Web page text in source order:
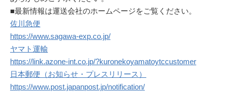
■最新情報は運送会社のホームページをご覧ください。
佐川急便
https://www.sagawa-exp.co.jp/
ヤマト運輸
https://link.azone-int.co.jp/?kuronekoyamatoytccustomer
日本郵便（お知らせ・プレスリリース）
https://www.post.japanpost.jp/notification/